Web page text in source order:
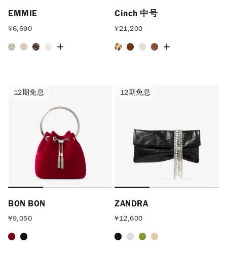
EMMIE
¥6,690
Cinch 中号
¥21,200
12期免息 12期免息
BON BON
¥9,050
12期免息 12期免息
ZANDRA
¥12,600